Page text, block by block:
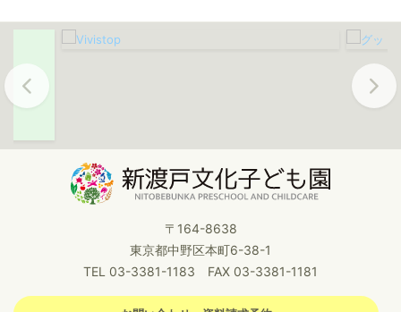
Previous Next
〒164-8638
東京都中野区本町6-38-1
TEL 03-3381-1183 FAX 03-3381-1181